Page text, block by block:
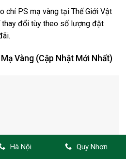
chỉ PS mạ vàng tại Thế Giới Vật
thay đổi tùy theo số lượng đặt
Vàng (Cập Nhật Mới Nhất)
Hà Nội Quy Nhơn